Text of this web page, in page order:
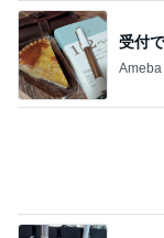
受付
Ameba